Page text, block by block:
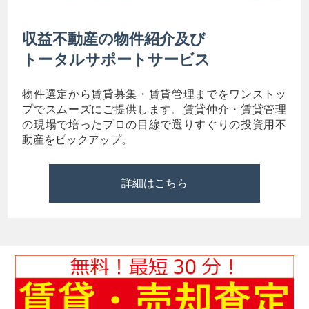
収益不動産の物件紹介及び
トータルサポートサービス
物件選定から賃貸募集・賃貸管理までをワンストッ
プでスムーズにご提供します。賃貸仲介・賃貸管理
の現場で培ったプロの目線で選りすぐりの投資用不
動産をピックアップ。
詳細はこちら